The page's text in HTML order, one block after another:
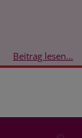
Beitrag lesen...